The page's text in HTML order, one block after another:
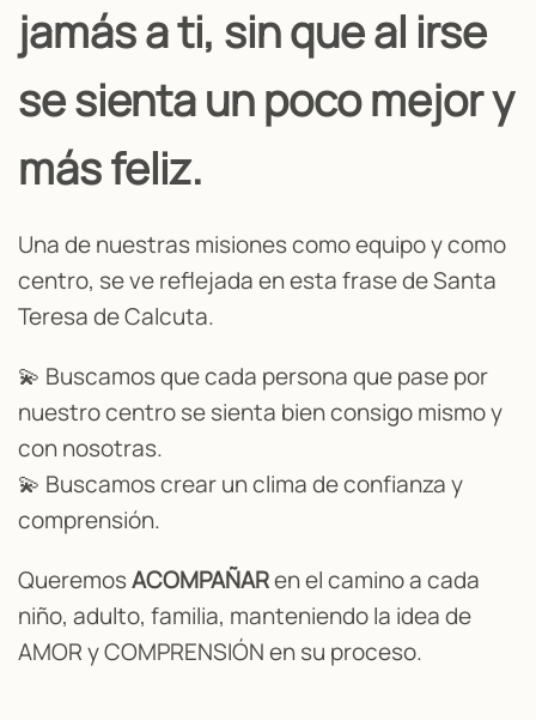
jamás a ti, sin que al irse
se sienta un poco mejor y
más feliz.
Una de nuestras misiones como equipo y como
centro, se ve reflejada en esta frase de Santa
Teresa de Calcuta.
💫 Buscamos que cada persona que pase por
nuestro centro se sienta bien consigo mismo y
con nosotras.
💫 Buscamos crear un clima de confianza y
comprensión.
QueremosACOMPAÑARen el camino a cada
niño, adulto, familia, manteniendo la idea de
AMOR y COMPRENSIÓN en su proceso.